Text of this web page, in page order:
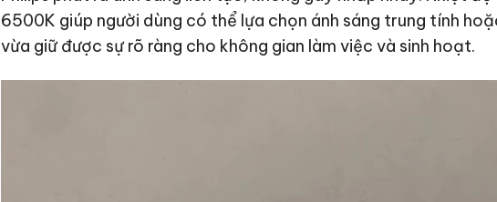
6500K giúp người dùng có thể lựa chọn ánh sáng trung tính
vừa giữ được sự rõ ràng cho không gian làm việc và sinh hoạt.